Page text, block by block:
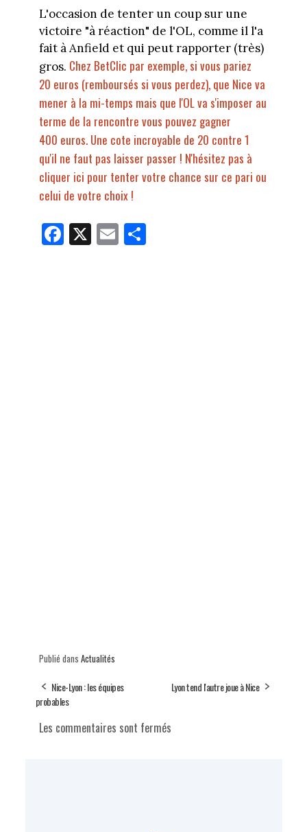
L'occasion de tenter un coup sur une
victoire "à réaction" de l'OL, comme il l'a
fait à Anfield et qui peut rapporter (très)
gros. Chez BetClic par exemple, si vous pariez
20 euros (remboursés si vous perdez), que Nice va
mener à la mi-temps mais que l'OL va s'imposer au
terme de la rencontre vous pouvez gagner
400 euros. Une cote incroyable de 20 contre 1
qu'il ne faut pas laisser passer ! N'hésitez pas à
cliquer ici pour tenter votre chance sur ce pari ou
celui de votre choix !
Fa
ce
X E
m
Pa
rt
Publié dans Actualités
Nice-Lyon : les équipes
probables
Lyon tend l'autre joue à Nice
Les commentaires sont fermés